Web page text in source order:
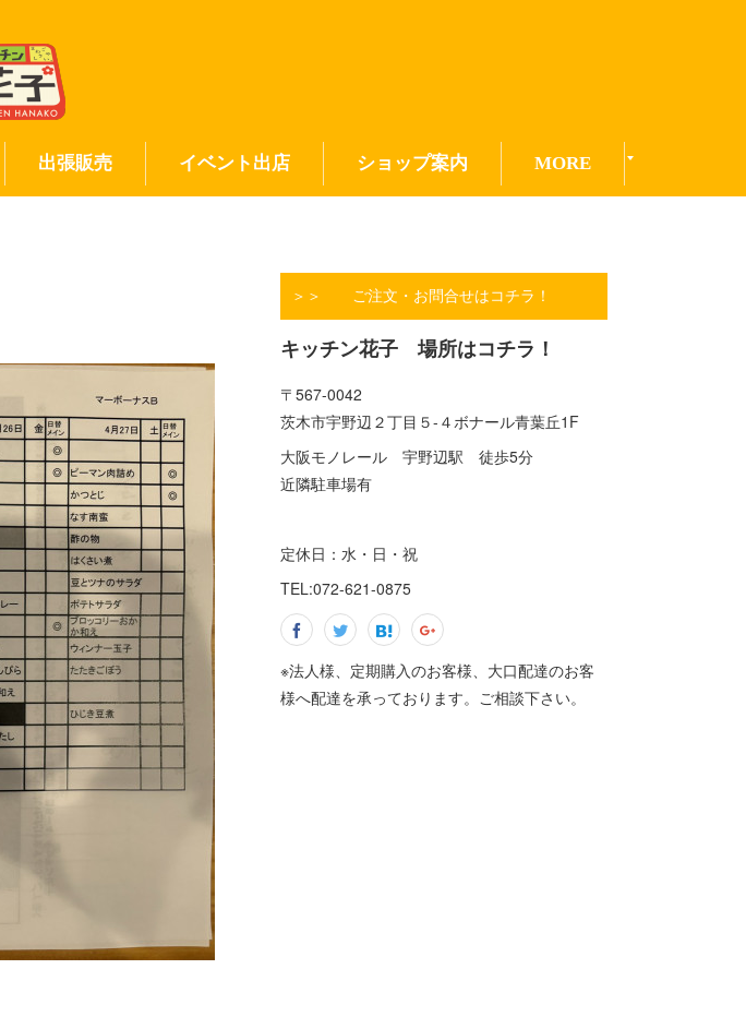
出張販売 イベント出店 ショップ案内 MORE
＞＞ ご注文・お問合せはコチラ！
キッチン花子 場所はコチラ！
〒567-0042
茨木市宇野辺２丁目５-４ボナール青葉丘1F
大阪モノレール 宇野辺駅 徒歩5分
近隣駐車場有
定休日：水・日・祝
TEL:072-621-0875
※法人様、定期購入のお客様、大口配達のお客
様へ配達を承っております。ご相談下さい。